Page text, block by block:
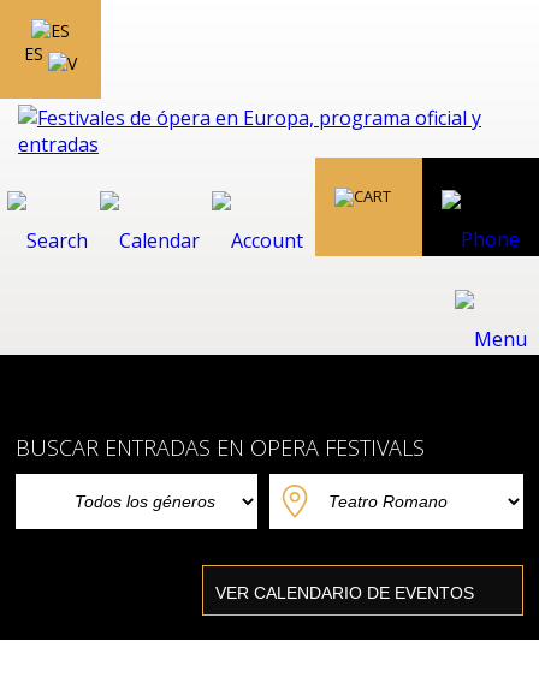
ES
BUSCAR ENTRADAS EN OPERA FESTIVALS